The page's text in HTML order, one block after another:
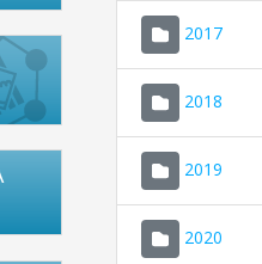
2017
2018
2019
2020